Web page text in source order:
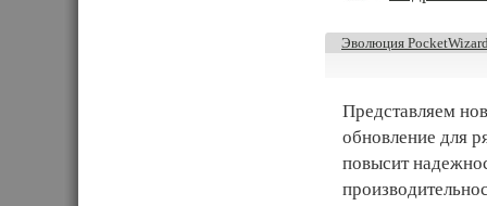
Эволюция
Представляем
обновление для
повысит